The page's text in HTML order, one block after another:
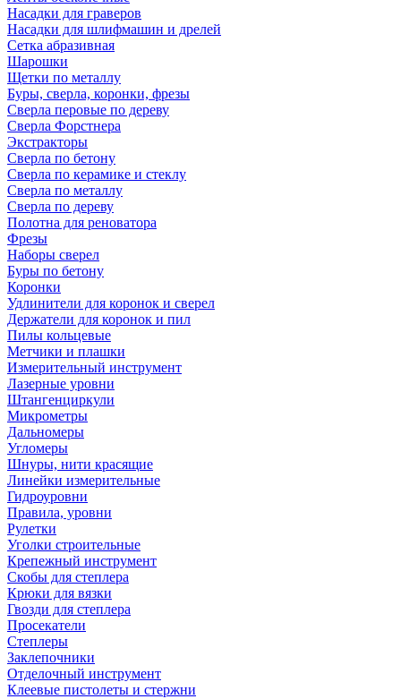
Насадки для граверов
Насадки для шлифмашин и дрелей
Сетка абразивная
Шарошки
Щетки по металлу
Буры, сверла, коронки, фрезы
Сверла перовые по дереву
Сверла Форстнера
Экстракторы
Сверла по бетону
Сверла по керамике и стеклу
Сверла по металлу
Сверла по дереву
Полотна для реноватора
Фрезы
Наборы сверел
Буры по бетону
Коронки
Удлинители для коронок и сверел
Держатели для коронок и пил
Пилы кольцевые
Метчики и плашки
Измерительный инструмент
Лазерные уровни
Штангенциркули
Микрометры
Дальномеры
Угломеры
Шнуры, нити красящие
Линейки измерительные
Гидроуровни
Правила, уровни
Рулетки
Уголки строительные
Крепежный инструмент
Скобы для степлера
Крюки для вязки
Гвозди для степлера
Просекатели
Степлеры
Заклепочники
Отделочный инструмент
Клеевые пистолеты и стержни